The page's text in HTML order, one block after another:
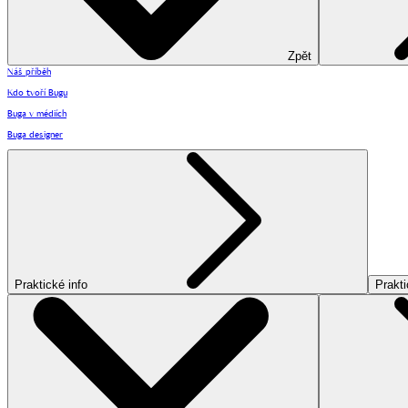
Zpět
Náš příběh
Kdo tvoří Bugu
Buga v médiích
Buga designer
Praktické info